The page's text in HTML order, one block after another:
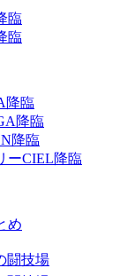
臨
臨
降臨
降臨
降臨
ーCIEL降臨
め
闘技場